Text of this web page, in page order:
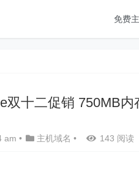
免费
双十二促销 750MB
am • 主机域名 • 143 阅读